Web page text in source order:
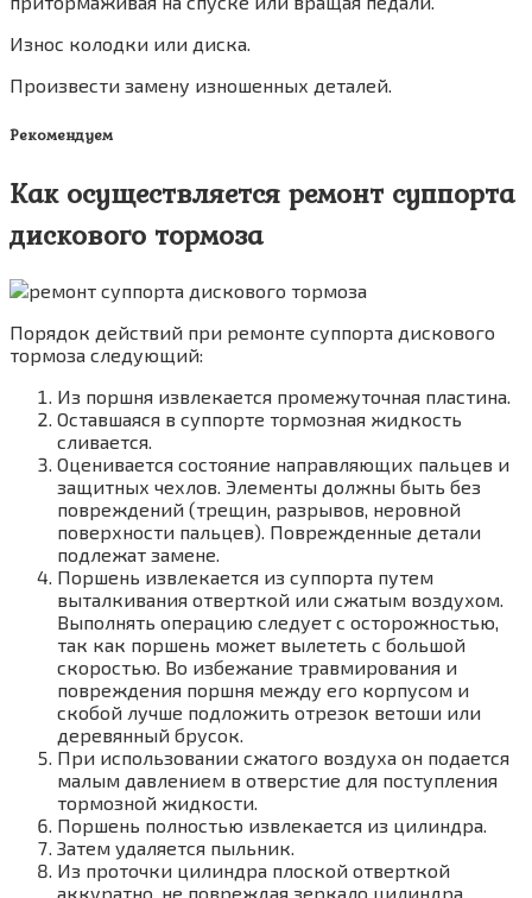
Износ колодки или диска.
Произвести замену изношенных деталей.
Рекомендуем
Как осуществляется ремонт суппорта
дискового тормоза
Порядок действий при ремонте суппорта дискового
тормоза следующий:
Из поршня извлекается промежуточная пластина.
Оставшаяся в суппорте тормозная жидкость
сливается.
Оценивается состояние направляющих пальцев и
защитных чехлов. Элементы должны быть без
повреждений (трещин, разрывов, неровной
поверхности пальцев). Поврежденные детали
подлежат замене.
Поршень извлекается из суппорта путем
выталкивания отверткой или сжатым воздухом.
Выполнять операцию следует с осторожностью,
так как поршень может вылететь с большой
скоростью. Во избежание травмирования и
повреждения поршня между его корпусом и
скобой лучше подложить отрезок ветоши или
деревянный брусок.
При использовании сжатого воздуха он подается
малым давлением в отверстие для поступления
тормозной жидкости.
Поршень полностью извлекается из цилиндра.
Затем удаляется пыльник.
Из проточки цилиндра плоской отверткой
аккуратно, не повреждая зеркало цилиндра,